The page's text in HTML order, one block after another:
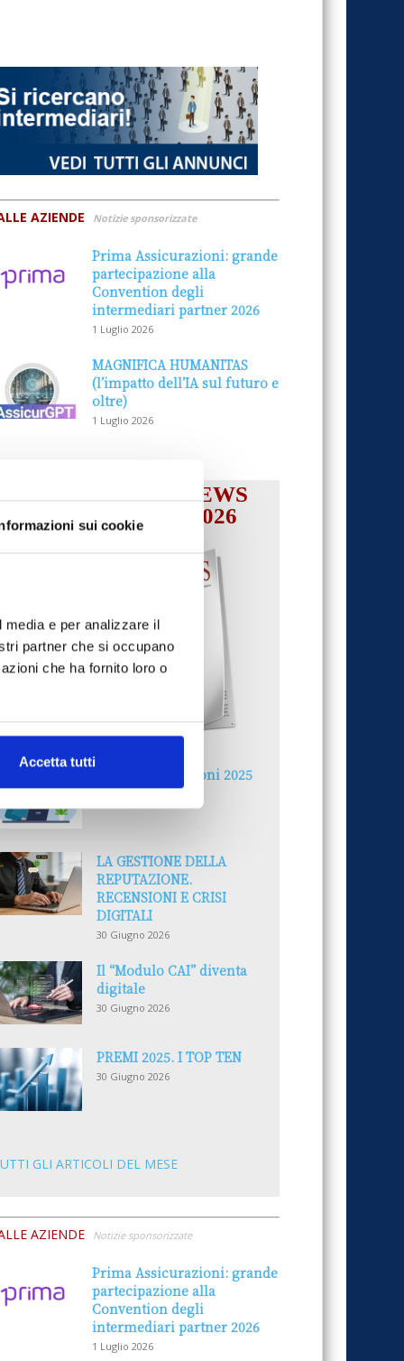
sui cookie
e per analizzare il
partner che si occupano
che ha fornito loro o
Accetta tutti
AZIENDE Notizie sponsorizzate
Prima Assicurazioni: grande
partecipazione alla
Convention degli
intermediari partner 2026
1 Luglio 2026
MAGNIFICA HUMANITAS
(l’impatto dell’IA sul futuro e
oltre)
1 Luglio 2026
MENSILE ASSINEWS
AGOSTO 2026
Reclami e sanzioni 2025
LA GESTIONE DELLA
REPUTAZIONE.
RECENSIONI E CRISI
DIGITALI
30 Giugno 2026
Il “Modulo CAI” diventa
digitale
30 Giugno 2026
PREMI 2025. I TOP TEN
30 Giugno 2026
GLI ARTICOLI DEL MESE
AZIENDE Notizie sponsorizzate
Prima Assicurazioni: grande
partecipazione alla
Convention degli
intermediari partner 2026
1 Luglio 2026